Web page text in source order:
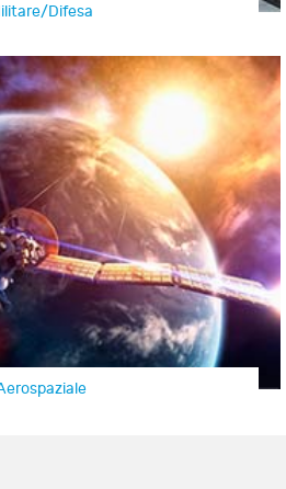
Difesa